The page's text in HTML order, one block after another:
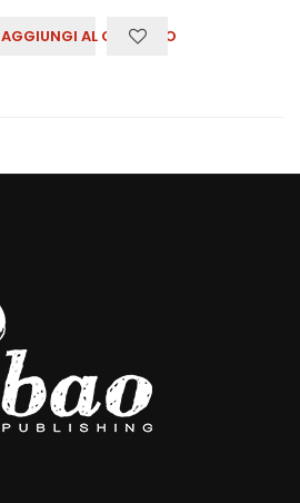
AGGIUNGI AL CARRELLO